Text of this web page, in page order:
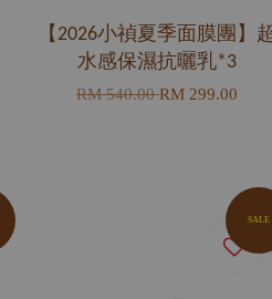
【2026小禎夏季面膜團】
水感保濕抗曬乳*3
RM 540.00RM 299.00
SALE